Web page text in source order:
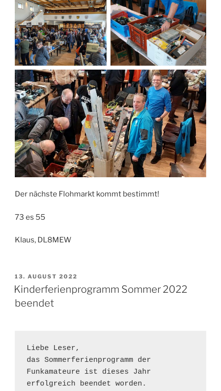
Der nächste Flohmarkt kommt bestimmt!
73 es 55
Klaus, DL8MEW
VERÖFFENTLICHT
AM
13. AUGUST 2022
Kinderferienprogramm Sommer 2022
beendet
Liebe Leser,
das Sommerferienprogramm der
Funkamateure ist dieses Jahr
erfolgreich beendet worden.